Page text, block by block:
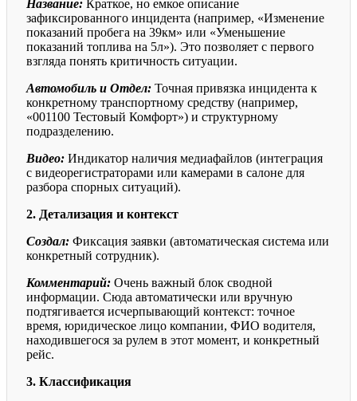
Название: Краткое, но емкое описание
зафиксированного инцидента (например, «Изменение
показаний пробега на 39км» или «Уменьшение
показаний топлива на 5л»). Это позволяет с первого
взгляда понять критичность ситуации.
Автомобиль и Отдел: Точная привязка инцидента к
конкретному транспортному средству (например,
«001100 Тестовый Комфорт») и структурному
подразделению.
Видео: Индикатор наличия медиафайлов (интеграция
с видеорегистраторами или камерами в салоне для
разбора спорных ситуаций).
2. Детализация и контекст
Создал: Фиксация заявки (автоматическая система или
конкретный сотрудник).
Комментарий: Очень важный блок сводной
информации. Сюда автоматически или вручную
подтягивается исчерпывающий контекст: точное
время, юридическое лицо компании, ФИО водителя,
находившегося за рулем в этот момент, и конкретный
рейс.
3. Классификация